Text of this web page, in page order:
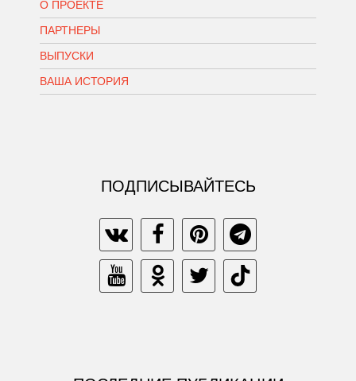
О ПРОЕКТЕ
ПАРТНЕРЫ
ВЫПУСКИ
ВАША ИСТОРИЯ
ПОДПИСЫВАЙТЕСЬ